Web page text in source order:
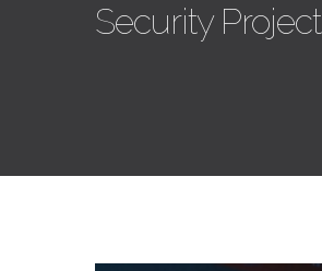
Security Project